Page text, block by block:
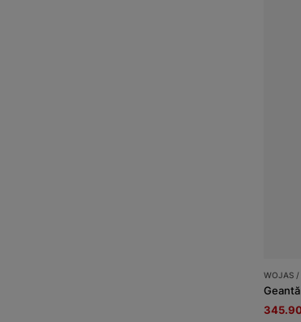
WOJAS